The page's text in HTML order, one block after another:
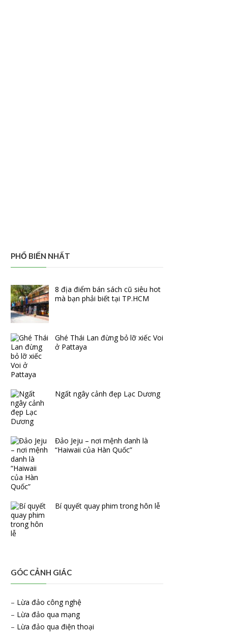
PHỔ BIẾN NHẤT
8 địa điểm bán sách cũ siêu hot
mà bạn phải biết tại TP.HCM
Ghé Thái Lan đừng bỏ lỡ xiếc Voi
ở Pattaya
Ngất ngây cảnh đẹp Lạc Dương
Đảo Jeju – nơi mệnh danh là
“Haiwaii của Hàn Quốc”
Bí quyết quay phim trong hôn lễ
GÓC CẢNH GIÁC
– Lừa đảo công nghệ
– Lừa đảo qua mạng
– Lừa đảo qua điện thoại